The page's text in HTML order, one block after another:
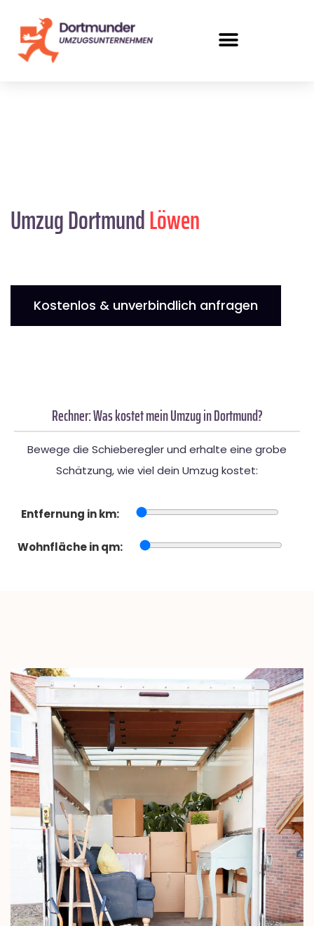
Umzug DortmundLöwen
Kostenlos & unverbindlich anfragen
Rechner: Was kostet mein Umzug in Dortmund?
Bewege die Schieberegler und erhalte eine grobe
Schätzung, wie viel dein Umzug kostet:
Entfernung in km:
Wohnfläche in qm: